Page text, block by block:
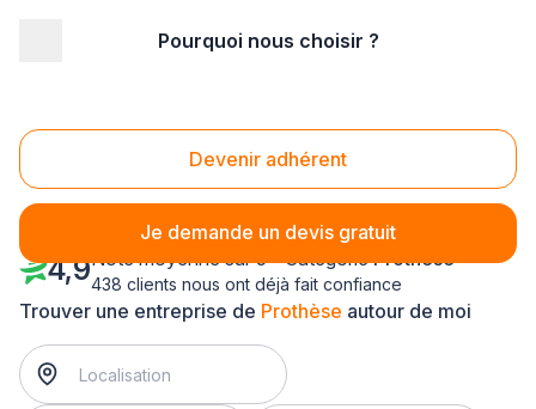
Pourquoi nous choisir ?
Devenir adhérent
Je demande un devis gratuit
Prothèse Bas-Rhin (67)
Trouver une entreprise de Prothèse autour de moi
4,9Note moyenne sur 5 - CatégorieProthèse
438 clients nous ont déjà fait confiance